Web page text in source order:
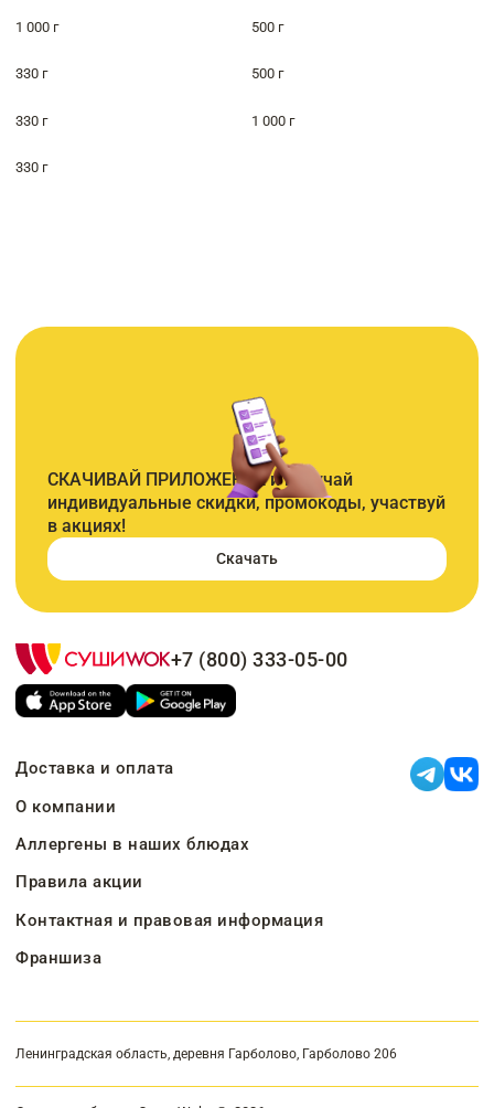
1 000 г 500 г
330 г 500 г
330 г 1 000 г
330 г
СКАЧИВАЙ ПРИЛОЖЕНИЕ и получай
индивидуальные скидки, промокоды, участвуй
в акциях!
Скачать
+7 (800) 333-05-00
Доставка и оплата
О компании
Аллергены в наших блюдах
Правила акции
Контактная и правовая информация
Франшиза
Ленинградская область, деревня Гарболово, Гарболово 206